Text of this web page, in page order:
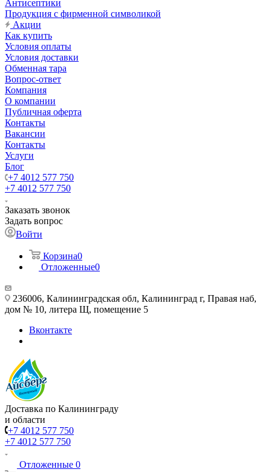
Антисептики
Продукция с фирменной символикой
Акции
Как купить
Условия оплаты
Условия доставки
Обменная тара
Вопрос-ответ
Компания
О компании
Публичная оферта
Контакты
Вакансии
Контакты
Услуги
Блог
+7 4012 577 750
+7 4012 577 750
Заказать звонок
Задать вопрос
Войти
Корзина0
Отложенные0
236006, Калининградская обл, Калининград г, Правая наб,
дом № 10, литера Щ, помещение 5
Вконтакте
Доставка по Калининграду
и области
+7 4012 577 750
+7 4012 577 750
Отложенные 0